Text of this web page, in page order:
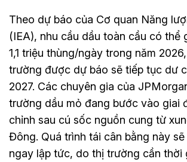
Theo dự báo của Cơ quan Năng
(IEA), nhu cầu dầu toàn cầu có thể
1,1 triệu thùng/ngày trong năm
trường được dự báo sẽ tiếp tục dư
2027. Các chuyên gia của
trường dầu mỏ đang bước vào giai
chỉnh sau cú sốc nguồn cung từ
Đông. Quá trình tái cân bằng này
ngay lập tức, do thị trường cần thời